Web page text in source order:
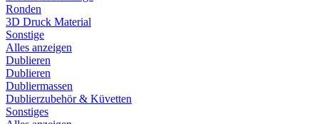
Ronden
3D Druck Material
Sonstige
Alles anzeigen
Dublieren
Dublieren
Dubliermassen
Dublierzubehör & Küvetten
Sonstiges